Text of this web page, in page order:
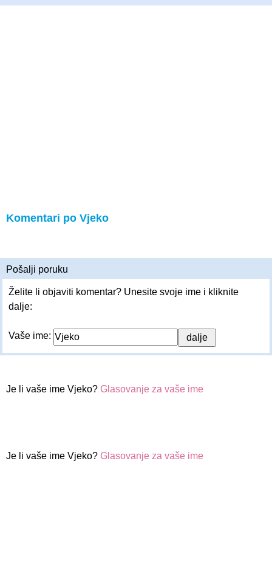
Komentari po Vjeko
Pošalji poruku
Želite li objaviti komentar? Unesite svoje ime i kliknite
dalje:
Vaše ime:
Je li vaše ime Vjeko? Glasovanje za vaše ime
Je li vaše ime Vjeko? Glasovanje za vaše ime